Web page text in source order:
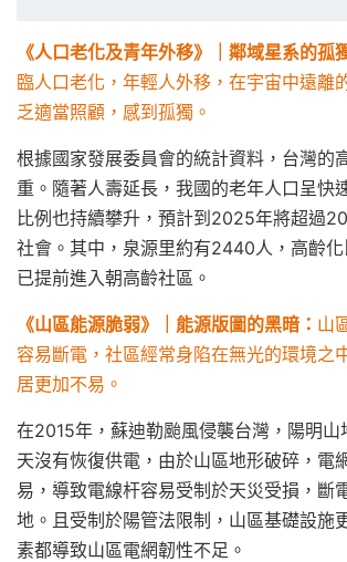
《人口老化及青年外移》｜鄰域星系的孤
臨人口老化，年輕人外移，在宇宙中遠離
乏適當照顧，感到孤獨。
根據國家發展委員會的統計資料，台灣的
重。隨著人壽延長，我國的老年人口呈快
比例也持續攀升，預計到2025年將超過
社會。其中，泉源里約有2440人，高齡化
已提前進入朝高齡社區。
《山區能源脆弱》 ｜能源版圖的黑暗： 山
容易斷電，社區經常身陷在無光的環境之
居更加不易。
在2015年，蘇迪勒颱風侵襲台灣，陽明山
天沒有恢復供電，由於山區地形破碎，電
易，導致電線杆容易受制於天災受損，斷
地。且受制於陽管法限制，山區基礎設施
素都導致山區電網韌性不足。